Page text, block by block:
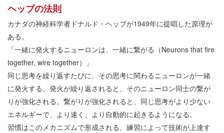
ヘッブの法則
カナダの神経科学者ドナルド・ヘッブが1949年に提唱した原理が
ある。
「一緒に発火するニューロンは、一緒に繋がる（Neurons that fire
together, wire together）」
同じ思考を繰り返すたびに、その思考に関わるニューロンが一緒
に発火する。発火が繰り返されると、そのニューロン同士の繋が
りが強化される。繋がりが強化されると、同じ思考がより少ない
エネルギーで、より速く、より自動的に起きるようになる。
習慣はこのメカニズムで形成される。練習によって技術が上達す